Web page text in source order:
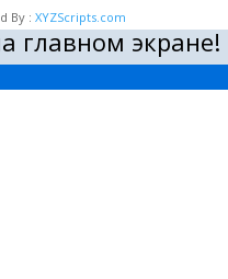
By : XYZScripts.com
главном экране!